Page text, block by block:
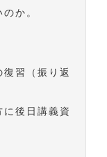
か。
習（振り返
後日講義資